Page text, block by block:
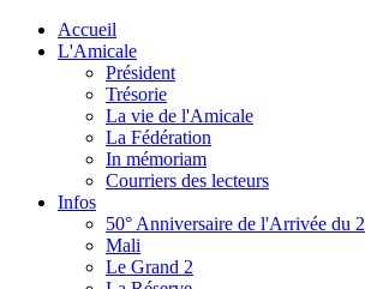
Accueil
L'Amicale
Président
Trésorie
La vie de l'Amicale
La Fédération
In mémoriam
Courriers des lecteurs
Infos
50° Anniversaire de l'Arrivée du 2
Mali
Le Grand 2